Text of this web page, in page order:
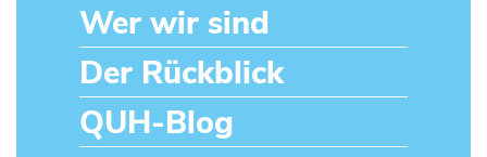
Wer wir sind
Der Rückblick
QUH-Blog